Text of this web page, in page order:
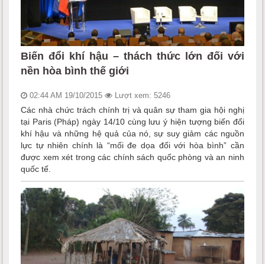
Biến đổi khí hậu – thách thức lớn đối với
nền hòa bình thế giới
02:44 AM 19/10/2015 Lượt xem: 5246
Các nhà chức trách chính trị và quân sự tham gia hội nghị
tại Paris (Pháp) ngày 14/10 cùng lưu ý hiện tượng biến đổi
khí hậu và những hệ quả của nó, sự suy giảm các nguồn
lực tự nhiên chính là “mối đe dọa đối với hòa bình” cần
được xem xét trong các chính sách quốc phòng và an ninh
quốc tế.